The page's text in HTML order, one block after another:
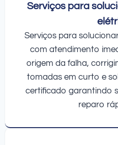
Serviços para
Serviços para
com atendimento
origem da falha,
tomadas em curto e
certificado garantindo
reparo